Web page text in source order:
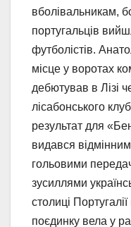
вболівальникам,
португальців
футболістів.
місце у воротах
дебютував в Лізі
лісабонського
результат для
видався
гольовими
зусиллями
столиці
поєдинку вела у